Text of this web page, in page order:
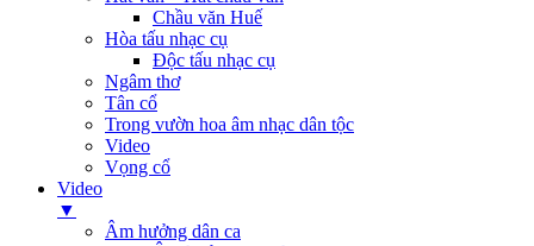
Chầu văn Huế
Hòa tấu nhạc cụ
Độc tấu nhạc cụ
Ngâm thơ
Tân cổ
Trong vườn hoa âm nhạc dân tộc
Video
Vọng cổ
Video
▼
Âm hưởng dân ca